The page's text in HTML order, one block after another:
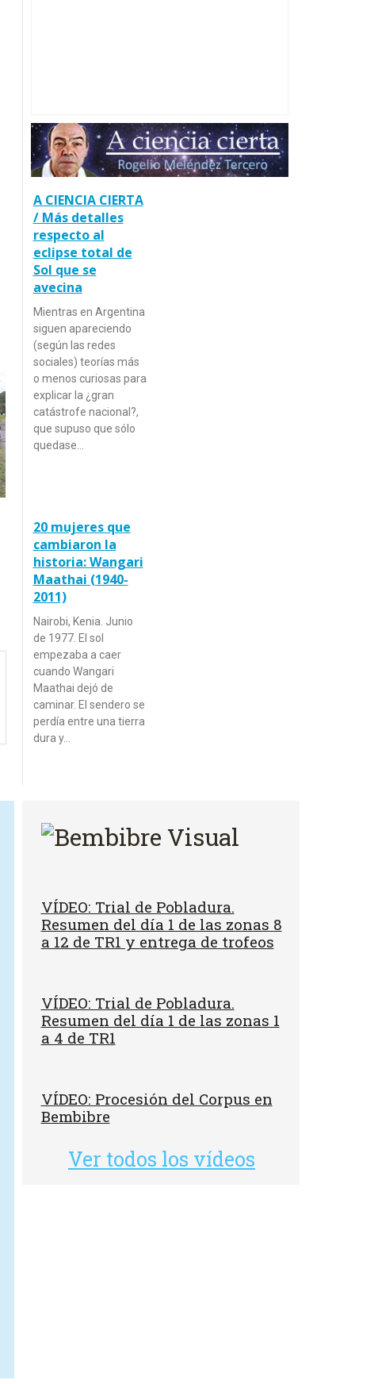
A CIENCIA CIERTA
/ Más detalles
respecto al
eclipse total de
Sol que se
avecina
Mientras en Argentina
siguen apareciendo
(según las redes
sociales) teorías más
o menos curiosas para
explicar la ¿gran
catástrofe nacional?,
que supuso que sólo
quedase…
20 mujeres que
cambiaron la
historia: Wangari
Maathai (1940-
2011)
Nairobi, Kenia. Junio
de 1977. El sol
empezaba a caer
cuando Wangari
Maathai dejó de
caminar. El sendero se
perdía entre una tierra
dura y…
VÍDEO: Trial de Pobladura.
Resumen del día 1 de las zonas 8
a 12 de TR1 y entrega de trofeos
VÍDEO: Trial de Pobladura.
Resumen del día 1 de las zonas 1
a 4 de TR1
VÍDEO: Procesión del Corpus en
Bembibre
Ver todos los vídeos